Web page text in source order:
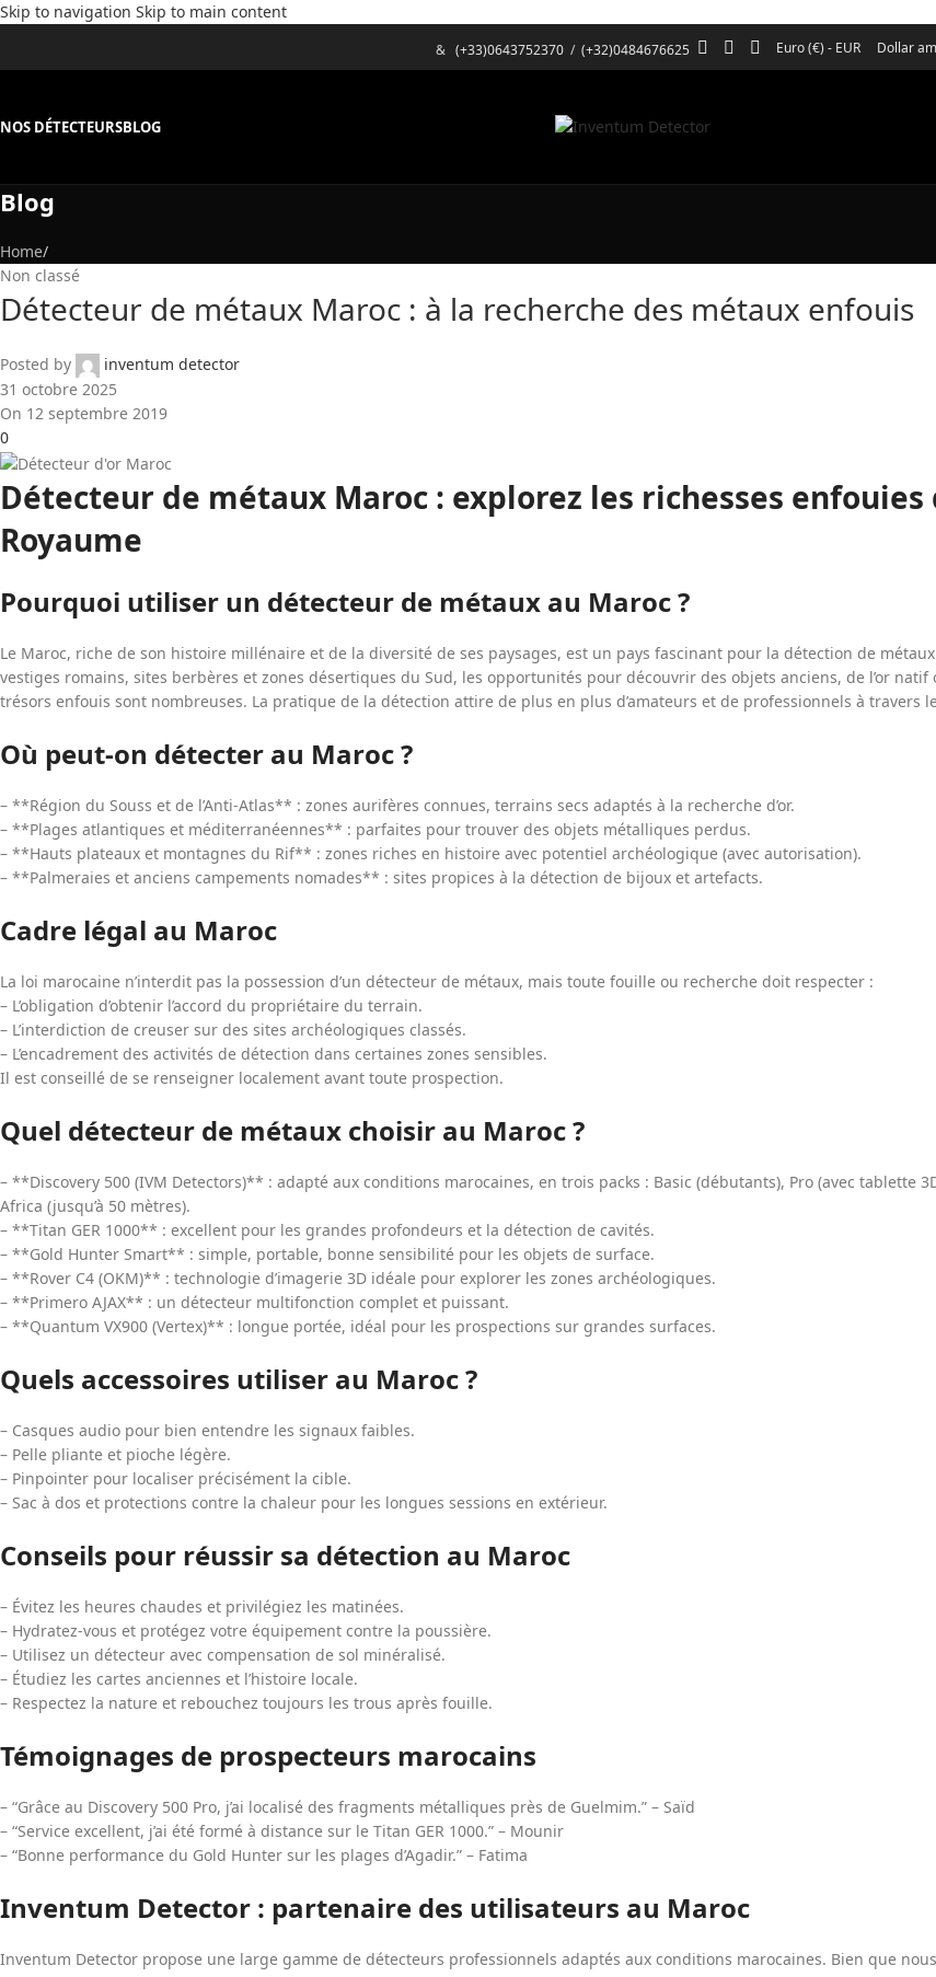
Skip to navigation Skip to main content
& (+33)0643752370/ (+32)0484676625 Euro (€) - EUR Dollar
NOS DÉTECTEURSBLOG
Blog
Home/
Non classé
Détecteur de métaux Maroc : à la recherche des métaux enfouis
Posted by
inventum detector
31 octobre 2025
On 12 septembre 2019
0
Détecteur de métaux Maroc : explorez les richesses enfouies
Royaume
Pourquoi utiliser un détecteur de métaux au Maroc ?
Le Maroc, riche de son histoire millénaire et de la diversité de ses paysages, est un pays fascinant pour la détection de
vestiges romains, sites berbères et zones désertiques du Sud, les opportunités pour découvrir des objets anciens, de l’or natif
trésors enfouis sont nombreuses. La pratique de la détection attire de plus en plus d’amateurs et de professionnels à travers
Où peut-on détecter au Maroc ?
– **Région du Souss et de l’Anti-Atlas** : zones aurifères connues, terrains secs adaptés à la recherche d’or.
– **Plages atlantiques et méditerranéennes** : parfaites pour trouver des objets métalliques perdus.
– **Hauts plateaux et montagnes du Rif** : zones riches en histoire avec potentiel archéologique (avec autorisation).
– **Palmeraies et anciens campements nomades** : sites propices à la détection de bijoux et artefacts.
Cadre légal au Maroc
La loi marocaine n’interdit pas la possession d’un détecteur de métaux, mais toute fouille ou recherche doit respecter :
– L’obligation d’obtenir l’accord du propriétaire du terrain.
– L’interdiction de creuser sur des sites archéologiques classés.
– L’encadrement des activités de détection dans certaines zones sensibles.
Il est conseillé de se renseigner localement avant toute prospection.
Quel détecteur de métaux choisir au Maroc ?
– **Discovery 500 (IVM Detectors)** : adapté aux conditions marocaines, en trois packs : Basic (débutants), Pro (avec tablette
Africa (jusqu’à 50 mètres).
– **Titan GER 1000** : excellent pour les grandes profondeurs et la détection de cavités.
– **Gold Hunter Smart** : simple, portable, bonne sensibilité pour les objets de surface.
– **Rover C4 (OKM)** : technologie d’imagerie 3D idéale pour explorer les zones archéologiques.
– **Primero AJAX** : un détecteur multifonction complet et puissant.
– **Quantum VX900 (Vertex)** : longue portée, idéal pour les prospections sur grandes surfaces.
Quels accessoires utiliser au Maroc ?
– Casques audio pour bien entendre les signaux faibles.
– Pelle pliante et pioche légère.
– Pinpointer pour localiser précisément la cible.
– Sac à dos et protections contre la chaleur pour les longues sessions en extérieur.
Conseils pour réussir sa détection au Maroc
– Évitez les heures chaudes et privilégiez les matinées.
– Hydratez-vous et protégez votre équipement contre la poussière.
– Utilisez un détecteur avec compensation de sol minéralisé.
– Étudiez les cartes anciennes et l’histoire locale.
– Respectez la nature et rebouchez toujours les trous après fouille.
Témoignages de prospecteurs marocains
– “Grâce au Discovery 500 Pro, j’ai localisé des fragments métalliques près de Guelmim.” – Saïd
– “Service excellent, j’ai été formé à distance sur le Titan GER 1000.” – Mounir
– “Bonne performance du Gold Hunter sur les plages d’Agadir.” – Fatima
Inventum Detector : partenaire des utilisateurs au Maroc
Inventum Detector propose une large gamme de détecteurs professionnels adaptés aux conditions marocaines. Bien que